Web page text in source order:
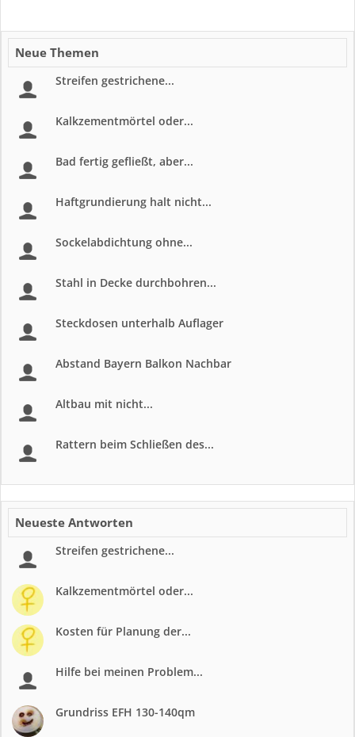
Neue Themen
Streifen gestrichene...
Kalkzementmörtel oder...
Bad fertig gefließt, aber...
Haftgrundierung halt nicht...
Sockelabdichtung ohne...
Stahl in Decke durchbohren...
Steckdosen unterhalb Auflager
Abstand Bayern Balkon Nachbar
Altbau mit nicht...
Rattern beim Schließen des...
Neueste Antworten
Streifen gestrichene...
Kalkzementmörtel oder...
Kosten für Planung der...
Hilfe bei meinen Problem...
Grundriss EFH 130-140qm